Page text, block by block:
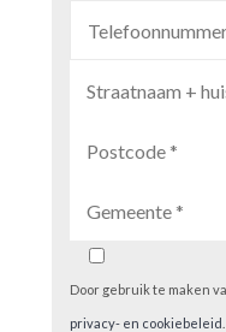
Door gebruik te maken
privacy- en cookiebeleid